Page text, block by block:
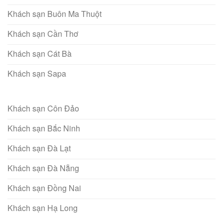
Khách sạn Buôn Ma Thuột
Khách sạn Cần Thơ
Khách sạn Cát Bà
Khách sạn Sapa
Khách sạn Côn Đảo
Khách sạn Bắc Ninh
Khách sạn Đà Lạt
Khách sạn Đà Nẵng
Khách sạn Đồng Nai
Khách sạn Hạ Long